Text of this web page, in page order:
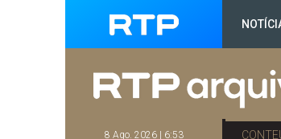
8 Ago. 2026 | 6:53